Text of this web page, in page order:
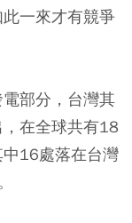
一來才有競爭
部分，台灣其
在全球共有18
16處落在台灣